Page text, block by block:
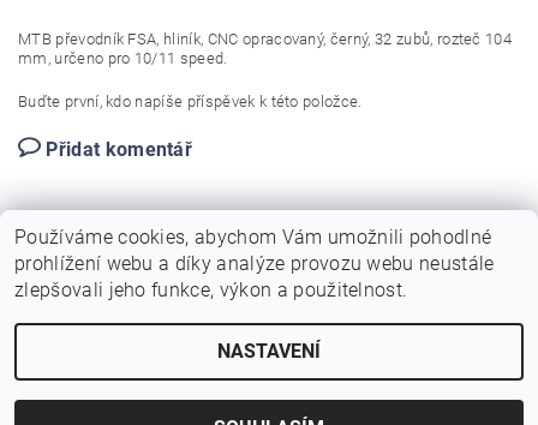
MTB převodník FSA, hliník, CNC opracovaný, černý, 32 zubů, rozteč 104
mm, určeno pro 10/11 speed.
Buďte první, kdo napíše příspěvek k této položce.
Přidat komentář
2026 © Birotarius, všechna práva vyhrazenaUpravit nastavení cookies
Používáme cookies, abychom Vám umožnili pohodlné
prohlížení webu a díky analýze provozu webu neustále
zlepšovali jeho funkce, výkon a použitelnost.
NASTAVENÍ